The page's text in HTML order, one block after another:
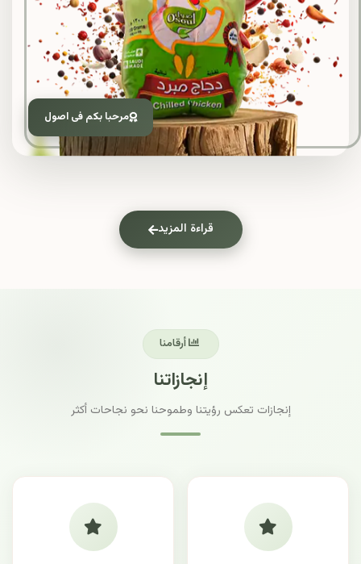
مرحبا بكم فى اصول
قراءة المزيد
أرقامنا
إنجازاتنا
إنجازات تعكس رؤيتنا وطموحنا نحو نجاحات أكثر